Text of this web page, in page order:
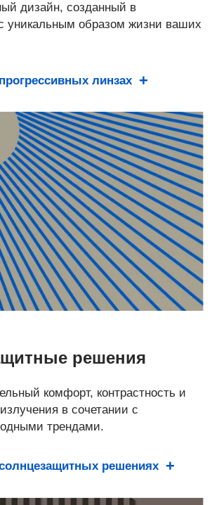
дизайн, созданный в
уникальным образом жизни ваших
линзах
решения
комфорт, контрастность и
в сочетании с
трендами.
решениях